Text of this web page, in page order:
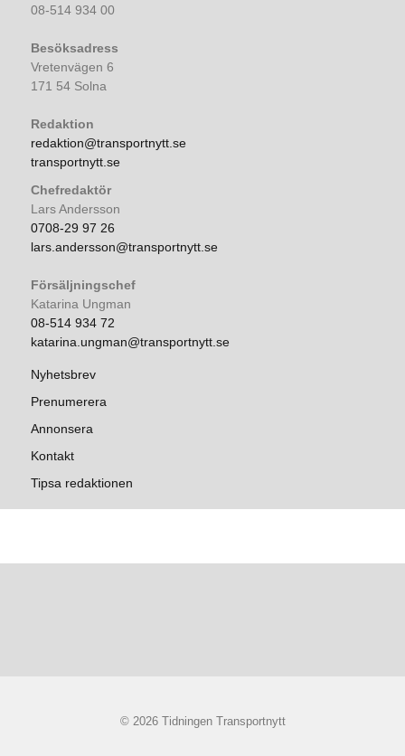
08-514 934 00
Besöksadress
Vretenvägen 6
171 54 Solna
Redaktion
redaktion@transportnytt.se
transportnytt.se
Chefredaktör
Lars Andersson
0708-29 97 26
lars.andersson@transportnytt.se
Försäljningschef
Katarina Ungman
08-514 934 72
katarina.ungman@transportnytt.se
Nyhetsbrev
Prenumerera
Annonsera
Kontakt
Tipsa redaktionen
© 2026 Tidningen Transportnytt